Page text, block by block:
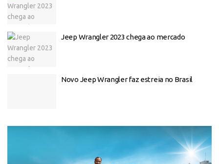
Jeep Wrangler 2023 chega ao mercado
Novo Jeep Wrangler faz estreia no Brasil